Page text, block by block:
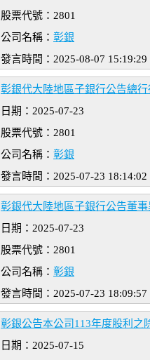
股票代號：2801
公司名稱： 彰銀
發言時間：2025-08-07 15:19:29
彰銀代大陸地區子銀行公告總
日期：2025-07-23
股票代號：2801
公司名稱： 彰銀
發言時間：2025-07-23 18:14:02
彰銀代大陸地區子銀行公告董
日期：2025-07-23
股票代號：2801
公司名稱： 彰銀
發言時間：2025-07-23 18:09:57
彰銀公告本公司113年度股利之
日期：2025-07-15